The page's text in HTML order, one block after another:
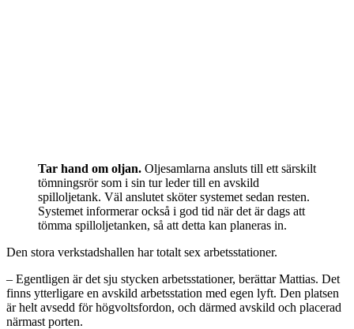
Tar hand om oljan. Oljesamlarna ansluts till ett särskilt
tömningsrör som i sin tur leder till en avskild
spilloljetank. Väl anslutet sköter systemet sedan resten.
Systemet informerar också i god tid när det är dags att
tömma spilloljetanken, så att detta kan planeras in.
Den stora verkstadshallen har totalt sex arbetsstationer.
– Egentligen är det sju stycken arbetsstationer, berättar Mattias. Det
finns ytterligare en avskild arbetsstation med egen lyft. Den platsen
är helt avsedd för högvoltsfordon, och därmed avskild och placerad
närmast porten.